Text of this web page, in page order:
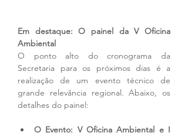
Em destaque: O painel da V Oficina
Ambiental
O ponto alto do cronograma da
Secretaria para os próximos dias é a
realização de um evento técnico de
grande relevância regional. Abaixo, os
detalhes do painel:
O Evento: V Oficina Ambiental e I